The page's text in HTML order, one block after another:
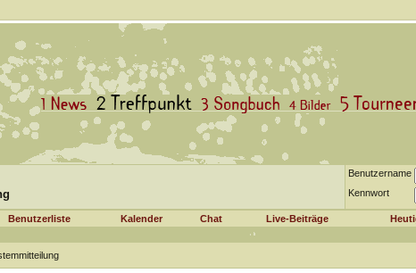
Benutzername
Kennwort
Benutzerliste Kalender Chat Live-Beiträge